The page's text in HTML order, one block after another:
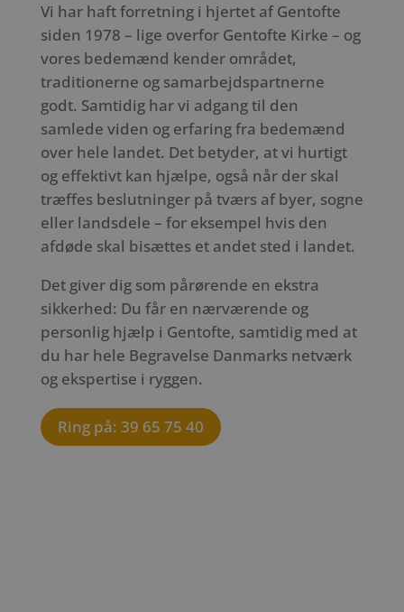
Vi har haft forretning i hjertet af Gentofte
siden 1978 – lige overfor Gentofte Kirke – og
vores bedemænd kender området,
traditionerne og samarbejdspartnerne
godt. Samtidig har vi adgang til den
samlede viden og erfaring fra bedemænd
over hele landet. Det betyder, at vi hurtigt
og effektivt kan hjælpe, også når der skal
træffes beslutninger på tværs af byer, sogne
eller landsdele – for eksempel hvis den
afdøde skal bisættes et andet sted i landet.
Det giver dig som pårørende en ekstra
sikkerhed: Du får en nærværende og
personlig hjælp i Gentofte, samtidig med at
du har hele Begravelse Danmarks netværk
og ekspertise i ryggen.
Ring på: 39 65 75 40